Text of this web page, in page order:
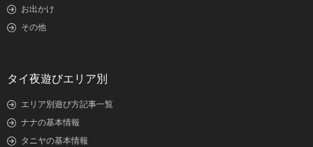
お出かけ
その他
タイ夜遊びエリア別
エリア別遊び方記事一覧
ナナの基本情報
タニヤの基本情報